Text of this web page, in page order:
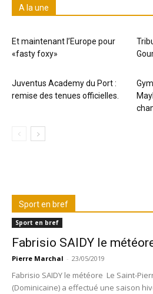
A la une
Et maintenant l’Europe pour
«fasty foxy»
Juventus Academy du Port :
remise des tenues officielles.
Sport en bref
Sport en bref
Fabrisio SAIDY le
Pierre Marchal - 23/05/2019
Fabrisio SAIDY le météore Le Saint-
(Dominicaine) a effectué une saison